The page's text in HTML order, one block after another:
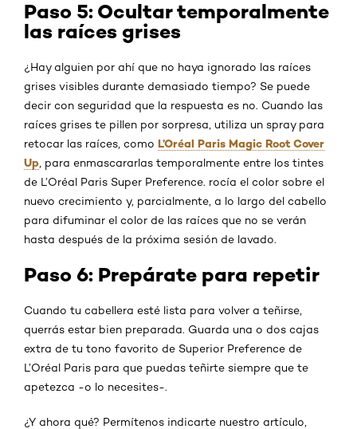
Paso 5: Ocultar temporalmente
las raíces grises
¿Hay alguien por ahí que no haya ignorado las raíces
grises visibles durante demasiado tiempo? Se puede
decir con seguridad que la respuesta es no. Cuando las
raíces grises te pillen por sorpresa, utiliza un spray para
retocar las raíces, como L’Oréal Paris Magic Root Cover
Up , para enmascararlas temporalmente entre los tintes
de L’Oréal Paris Super Preference. rocía el color sobre el
nuevo crecimiento y, parcialmente, a lo largo del cabello
para difuminar el color de las raíces que no se verán
hasta después de la próxima sesión de lavado.
Paso 6: Prepárate para repetir
Cuando tu cabellera esté lista para volver a teñirse,
querrás estar bien preparada. Guarda una o dos cajas
extra de tu tono favorito de Superior Preference de
L’Oréal Paris para que puedas teñirte siempre que te
apetezca -o lo necesites-.
¿Y ahora qué? Permítenos indicarte nuestro artículo,